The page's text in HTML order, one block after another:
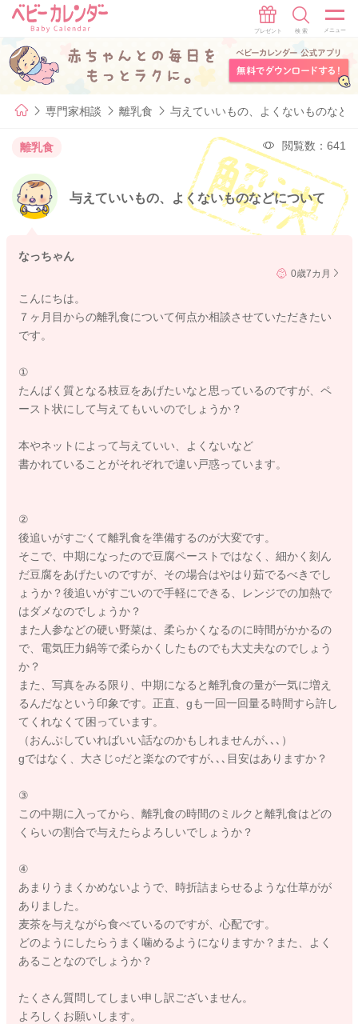
専門家相談 離乳食 与えていいもの、よくないものなど
離乳食 閲覧数：641
与えていいもの、よくないものなどについて
なっちゃん
0歳7カ月
こんにちは。
７ヶ月目からの離乳食について何点か相談させていただきたい
です。
①
たんぱく質となる枝豆をあげたいなと思っているのですが、ペ
ースト状にして与えてもいいのでしょうか？
本やネットによって与えていい、よくないなど
書かれていることがそれぞれで違い戸惑っています。
②
後追いがすごくて離乳食を準備するのが大変です。
そこで、中期になったので豆腐ペーストではなく、細かく刻ん
だ豆腐をあげたいのですが、その場合はやはり茹でるべきでし
ょうか？後追いがすごいので手軽にできる、レンジでの加熱で
はダメなのでしょうか？
また人参などの硬い野菜は、柔らかくなるのに時間がかかるの
で、電気圧力鍋等で柔らかくしたものでも大丈夫なのでしょう
か？
また、写真をみる限り、中期になると離乳食の量が一気に増え
るんだなという印象です。正直、gも一回一回量る時間すら許し
てくれなくて困っています。
（おんぶしていればいい話なのかもしれませんが､､､）
gではなく、大さじ○だと楽なのですが､､､目安はありますか？
③
この中期に入ってから、離乳食の時間のミルクと離乳食はどの
くらいの割合で与えたらよろしいでしょうか？
④
あまりうまくかめないようで、時折詰まらせるような仕草がが
ありました。
麦茶を与えながら食べているのですが、心配です。
どのようにしたらうまく噛めるようになりますか？また、よく
あることなのでしょうか？
たくさん質問してしまい申し訳ございません。
よろしくお願いします。